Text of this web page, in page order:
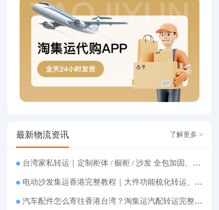
最新物流资讯 了解更多 >
台湾家私转运｜定制柜体 / 橱柜 / 沙发 全包加固、清关包税、送货到府
电动沙发集运香港完整教程｜大件功能梳化转运、打包清关上门派送
汽车配件怎么寄往香港台湾？淘集运汽配转运完整教程